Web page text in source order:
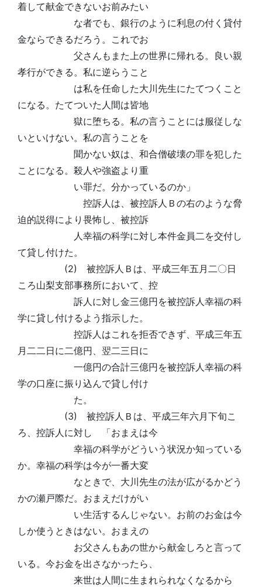
着して献金できないお前みたい
な者でも、銀行のように利息の付く貸付
金ならできるだろう。これでお
父さんもまた上の世界に帰れる。良い親
孝行ができる。私に逆らうこと
は私を任命した大川先生にたてつくこと
になる。たてついた人間は皆地
獄に堕ちる。私の言うことには服従しな
いといけない。私の言うことを
聞かない奴は、和合僧破壊の罪を犯した
ことになる。殺人や強盗より重
い罪だ。分かっているのか」
控訴人は、被控訴人Ｂの右のような脅
迫的説得により畏怖し、被控訴
人幸福の科学に対し本件金員二を交付し
て貸し付けた。
(2) 被控訴人Ｂは、平成三年五月二〇日
ころ山梨支部事務所において、控
訴人に対し金三億円を被控訴人幸福の科
学に貸し付けるよう指示した。
控訴人はこれを拒否できず、平成三年五
月二二日に二億円、翌二三日に
一億円の合計三億円を被控訴人幸福の科
学の口座に振り込んで貸し付け
た。
(3) 被控訴人Ｂは、平成三年六月下旬こ
ろ、控訴人に対し 「おまえは今
幸福の科学がどういう状況か知っている
か。幸福の科学は今が一番大変
なときで、大川先生の法が広がるかどう
かの瀬戸際だ。おまえだけがい
い生活するんじゃない。お前のお金は今
しか使うときはない。おまえの
お父さんもあの世から献金しろと言って
いる。今お金を出さなかったら、
来世は人間に生まれられなくなるから